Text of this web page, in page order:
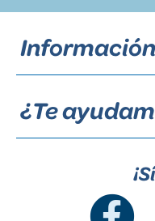
¿Te